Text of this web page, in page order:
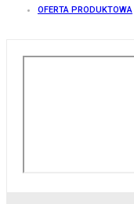
OFERTA PRODUKTOWA